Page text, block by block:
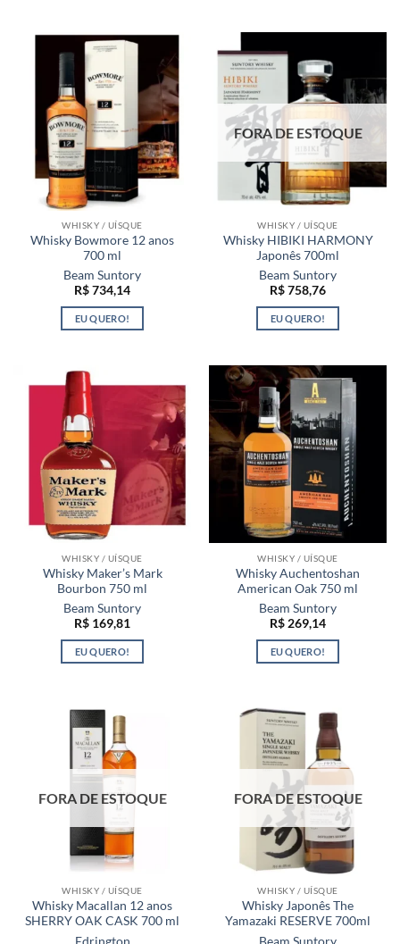
WHISKY / UÍSQUE
Whisky Bowmore 12 anos
700 ml
Beam Suntory
R$734,14
EU QUERO!
FORA DE ESTOQUE
WHISKY / UÍSQUE
Whisky HIBIKI HARMONY
Japonês 700ml
Beam Suntory
R$758,76
EU QUERO!
WHISKY / UÍSQUE
Whisky Maker’s Mark
Bourbon 750 ml
Beam Suntory
R$ 169,81
EU QUERO!
WHISKY / UÍSQUE
Whisky Auchentoshan
American Oak 750 ml
Beam Suntory
R$ 269,14
EU QUERO!
FORA DE ESTOQUE
WHISKY / UÍSQUE
Whisky Macallan 12 anos
SHERRY OAK CASK 700 ml
Edrington
FORA DE ESTOQUE
WHISKY / UÍSQUE
Whisky Japonês The
Yamazaki RESERVE 700ml
Beam Suntory